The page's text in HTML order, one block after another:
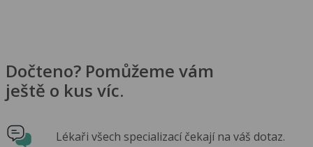
Dočteno? Pomůžeme vám
ještě o kus víc.
Lékaři všech specializací čekají na váš dotaz.